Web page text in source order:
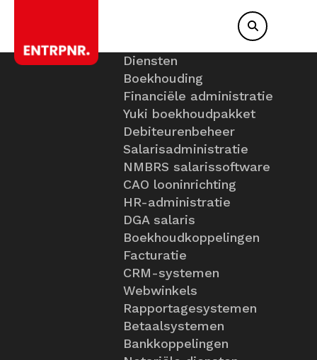
Diensten
Boekhouding
Financiële administratie
Yuki boekhoudpakket
Debiteurenbeheer
Salarisadministratie
NMBRS salarissoftware
CAO looninrichting
HR-administratie
DGA salaris
Boekhoudkoppelingen
Facturatie
CRM-systemen
Webwinkels
Rapportagesystemen
Betaalsystemen
Bankkoppelingen